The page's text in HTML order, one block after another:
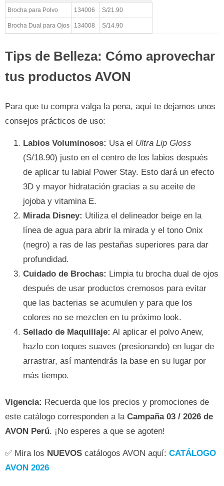
Brocha para Polvo 134006 S/21.90
Brocha Dual para Ojos 134008 S/14.90
Tips de Belleza: Cómo aprovechar
tus productos AVON
Para que tu compra valga la pena, aquí te dejamos unos
consejos prácticos de uso:
Labios Voluminosos: Usa el Ultra Lip Gloss
(S/18.90) justo en el centro de los labios después
de aplicar tu labial Power Stay. Esto dará un efecto
3D y mayor hidratación gracias a su aceite de
jojoba y vitamina E.
Mirada Disney: Utiliza el delineador beige en la
línea de agua para abrir la mirada y el tono Onix
(negro) a ras de las pestañas superiores para dar
profundidad.
Cuidado de Brochas: Limpia tu brocha dual de ojos
después de usar productos cremosos para evitar
que las bacterias se acumulen y para que los
colores no se mezclen en tu próximo look.
Sellado de Maquillaje: Al aplicar el polvo Anew,
hazlo con toques suaves (presionando) en lugar de
arrastrar, así mantendrás la base en su lugar por
más tiempo.
Vigencia: Recuerda que los precios y promociones de
este catálogo corresponden a la Campaña 03 / 2026 de
AVON Perú. ¡No esperes a que se agoten!
✅ Mira los NUEVOS catálogos AVON aquí: CATÁLOGO
AVON 2026